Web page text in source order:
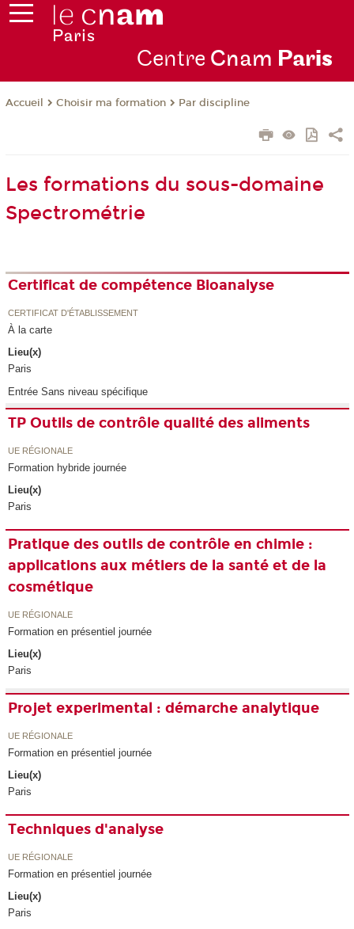
Centre Cnam Paris
Accueil Choisir ma formation Par discipline
Les formations du sous-domaine
Spectrométrie
Certificat de compétence Bioanalyse
CERTIFICAT D'ÉTABLISSEMENT
À la carte
Lieu(x)
Paris
Entrée Sans niveau spécifique
TP Outils de contrôle qualité des aliments
UE RÉGIONALE
Formation hybride journée
Lieu(x)
Paris
Pratique des outils de contrôle en chimie :
applications aux métiers de la santé et de la
cosmétique
UE RÉGIONALE
Formation en présentiel journée
Lieu(x)
Paris
Projet experimental : démarche analytique
UE RÉGIONALE
Formation en présentiel journée
Lieu(x)
Paris
Techniques d'analyse
UE RÉGIONALE
Formation en présentiel journée
Lieu(x)
Paris